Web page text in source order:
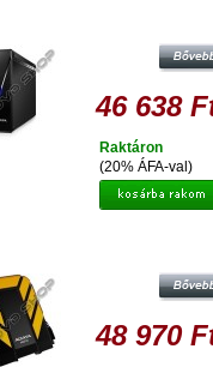
46 638
(20% ÁFA-val)
Raktáron
MEREVLEMEZ, USB 3.0
48 970